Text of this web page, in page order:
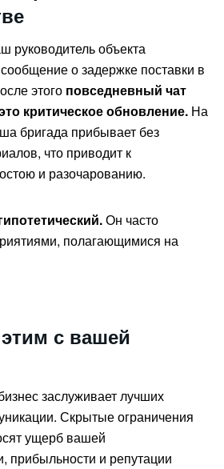
руководитель объекта
о задержке поставки в
этого повседневный чат
критическое обновление. На
бригада прибывает без
что приводит к
и разочарованию.
Он часто
полагающимися на
с вашей
заслуживает лучших
Скрытые ограничения
ущерб вашей
прибыльности и репутации